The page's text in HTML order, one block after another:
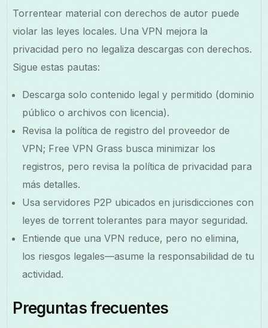
Torrentear material con derechos de autor puede
violar las leyes locales. Una VPN mejora la
privacidad pero no legaliza descargas con derechos.
Sigue estas pautas:
Descarga solo contenido legal y permitido (dominio
público o archivos con licencia).
Revisa la política de registro del proveedor de
VPN; Free VPN Grass busca minimizar los
registros, pero revisa la política de privacidad para
más detalles.
Usa servidores P2P ubicados en jurisdicciones con
leyes de torrent tolerantes para mayor seguridad.
Entiende que una VPN reduce, pero no elimina,
los riesgos legales—asume la responsabilidad de tu
actividad.
Preguntas frecuentes